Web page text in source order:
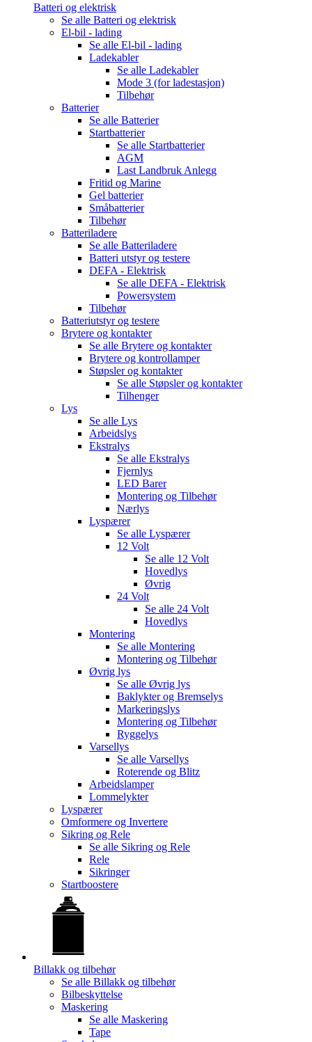
Batteri og elektrisk
Se alle Batteri og elektrisk
El-bil - lading
Se alle El-bil - lading
Ladekabler
Se alle Ladekabler
Mode 3 (for ladestasjon)
Tilbehør
Batterier
Se alle Batterier
Startbatterier
Se alle Startbatterier
AGM
Last Landbruk Anlegg
Fritid og Marine
Gel batterier
Småbatterier
Tilbehør
Batteriladere
Se alle Batteriladere
Batteri utstyr og testere
DEFA - Elektrisk
Se alle DEFA - Elektrisk
Powersystem
Tilbehør
Batteriutstyr og testere
Brytere og kontakter
Se alle Brytere og kontakter
Brytere og kontrollamper
Støpsler og kontakter
Se alle Støpsler og kontakter
Tilhenger
Lys
Se alle Lys
Arbeidslys
Ekstralys
Se alle Ekstralys
Fjernlys
LED Barer
Montering og Tilbehør
Nærlys
Lyspærer
Se alle Lyspærer
12 Volt
Se alle 12 Volt
Hovedlys
Øvrig
24 Volt
Se alle 24 Volt
Hovedlys
Montering
Se alle Montering
Montering og Tilbehør
Øvrig lys
Se alle Øvrig lys
Baklykter og Bremselys
Markeringslys
Montering og Tilbehør
Ryggelys
Varsellys
Se alle Varsellys
Roterende og Blitz
Arbeidslamper
Lommelykter
Lyspærer
Omformere og Invertere
Sikring og Rele
Se alle Sikring og Rele
Rele
Sikringer
Startboostere
Billakk og tilbehør
Se alle Billakk og tilbehør
Bilbeskyttelse
Maskering
Se alle Maskering
Tape